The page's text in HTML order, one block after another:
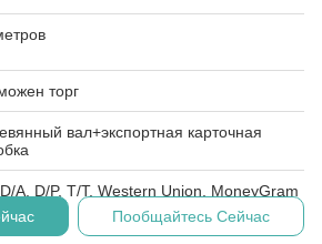
торг
вал+экспортная карточная
A, D/P, T/T, Western Union, MoneyGram
Пообщайтесь Сейчас